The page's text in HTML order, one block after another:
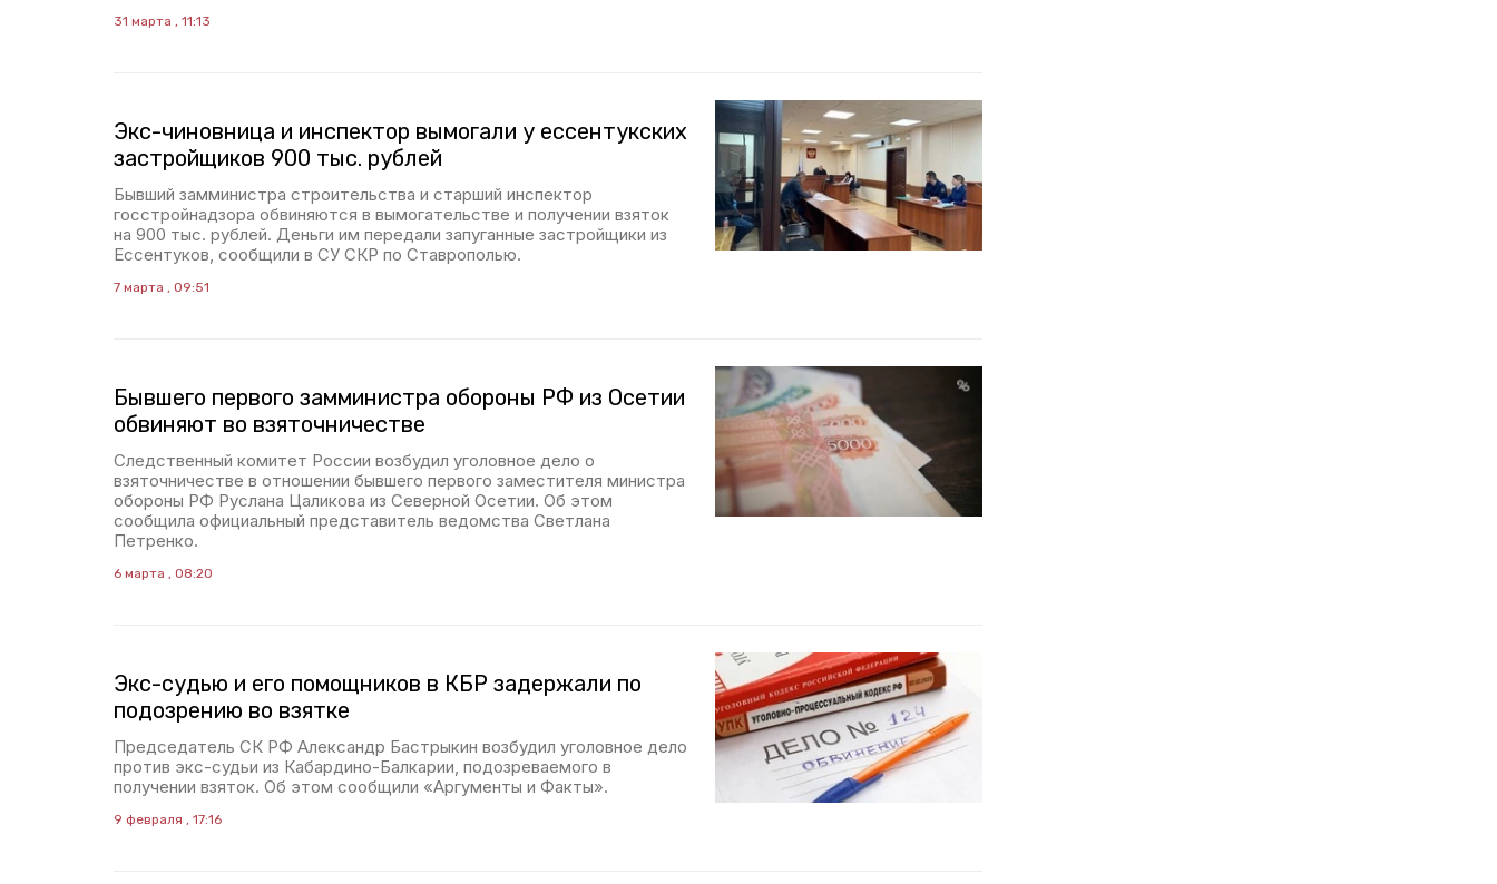
31 марта , 11:13
Экс-чиновница и инспектор вымогали у ессентукских
застройщиков 900 тыс. рублей
Бывший замминистра строительства и старший инспектор
госстройнадзора обвиняются в вымогательстве и получении взяток
на 900 тыс. рублей. Деньги им передали запуганные застройщики из
Ессентуков, сообщили в СУ СКР по Ставрополью.
7 марта , 09:51
Бывшего первого замминистра обороны РФ из Осетии
обвиняют во взяточничестве
Следственный комитет России возбудил уголовное дело о
взяточничестве в отношении бывшего первого заместителя министра
обороны РФ Руслана Цаликова из Северной Осетии. Об этом
сообщила официальный представитель ведомства Светлана
Петренко.
6 марта , 08:20
Экс-судью и его помощников в КБР задержали по
подозрению во взятке
Председатель СК РФ Александр Бастрыкин возбудил уголовное дело
против экс-судьи из Кабардино-Балкарии, подозреваемого в
получении взяток. Об этом сообщили «Аргументы и Факты».
9 февраля , 17:16